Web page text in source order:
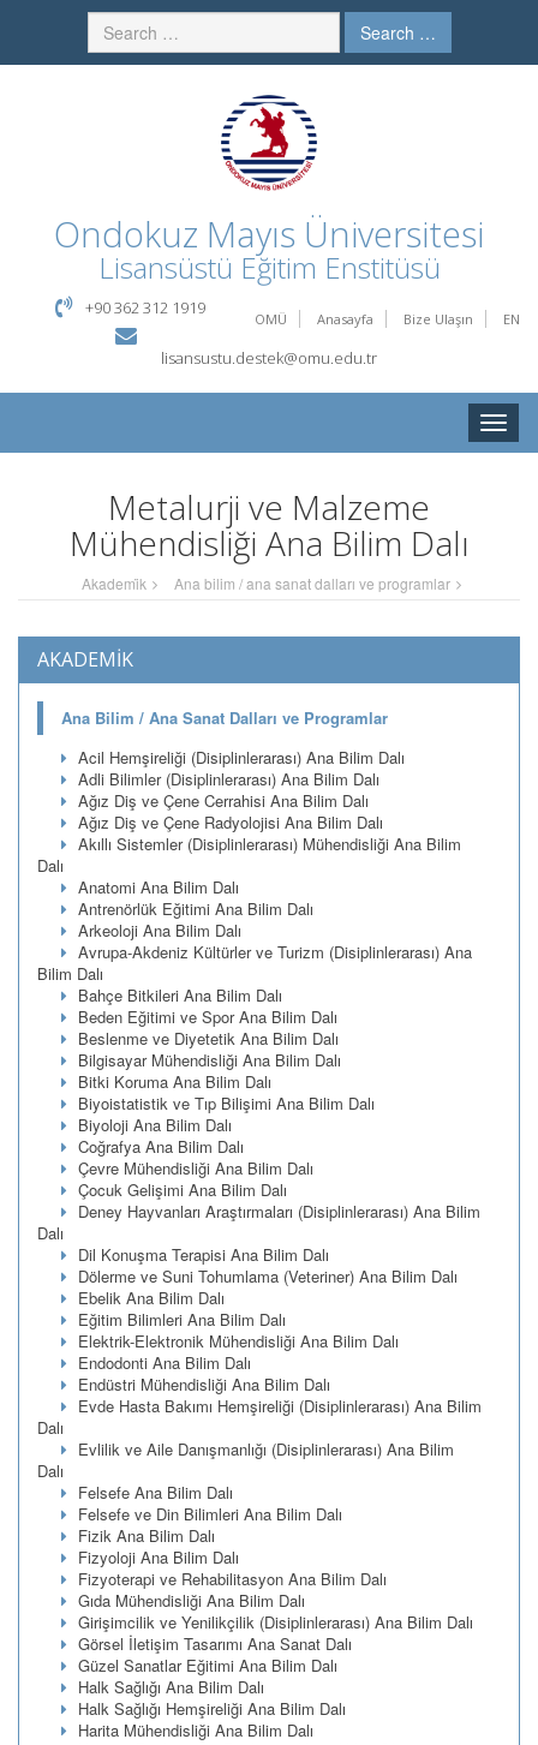
Search …
Ondokuz Mayıs Üniversitesi
Lisansüstü Eğitim Enstitüsü
OMÜ Anasayfa Bize Ulaşın EN
+90 362 312 1919
lisansustu.destek@omu.edu.tr
Toggle
Metalurji ve Malzeme
Mühendisliği Ana Bilim Dalı
Akademi̇k Ana bilim / ana sanat dalları ve programlar
AKADEMİK
Ana Bilim / Ana Sanat Dalları ve Programlar
Acil Hemşireliği (Disiplinlerarası) Ana Bilim Dalı
Adli Bilimler (Disiplinlerarası) Ana Bilim Dalı
Ağız Diş ve Çene Cerrahisi Ana Bilim Dalı
Ağız Diş ve Çene Radyolojisi Ana Bilim Dalı
Akıllı Sistemler (Disiplinlerarası) Mühendisliği Ana Bilim
Dalı
Anatomi Ana Bilim Dalı
Antrenörlük Eğitimi Ana Bilim Dalı
Arkeoloji Ana Bilim Dalı
Avrupa-Akdeniz Kültürler ve Turizm (Disiplinlerarası) Ana
Bilim Dalı
Bahçe Bitkileri Ana Bilim Dalı
Beden Eğitimi ve Spor Ana Bilim Dalı
Beslenme ve Diyetetik Ana Bilim Dalı
Bilgisayar Mühendisliği Ana Bilim Dalı
Bitki Koruma Ana Bilim Dalı
Biyoistatistik ve Tıp Bilişimi Ana Bilim Dalı
Biyoloji Ana Bilim Dalı
Coğrafya Ana Bilim Dalı
Çevre Mühendisliği Ana Bilim Dalı
Çocuk Gelişimi Ana Bilim Dalı
Deney Hayvanları Araştırmaları (Disiplinlerarası) Ana Bilim
Dalı
Dil Konuşma Terapisi Ana Bilim Dalı
Dölerme ve Suni Tohumlama (Veteriner) Ana Bilim Dalı
Ebelik Ana Bilim Dalı
Eğitim Bilimleri Ana Bilim Dalı
Elektrik-Elektronik Mühendisliği Ana Bilim Dalı
Endodonti Ana Bilim Dalı
Endüstri Mühendisliği Ana Bilim Dalı
Evde Hasta Bakımı Hemşireliği (Disiplinlerarası) Ana Bilim
Dalı
Evlilik ve Aile Danışmanlığı (Disiplinlerarası) Ana Bilim
Dalı
Felsefe Ana Bilim Dalı
Felsefe ve Din Bilimleri Ana Bilim Dalı
Fizik Ana Bilim Dalı
Fizyoloji Ana Bilim Dalı
Fizyoterapi ve Rehabilitasyon Ana Bilim Dalı
Gıda Mühendisliği Ana Bilim Dalı
Girişimcilik ve Yenilikçilik (Disiplinlerarası) Ana Bilim Dalı
Görsel İletişim Tasarımı Ana Sanat Dalı
Güzel Sanatlar Eğitimi Ana Bilim Dalı
Halk Sağlığı Ana Bilim Dalı
Halk Sağlığı Hemşireliği Ana Bilim Dalı
Harita Mühendisliği Ana Bilim Dalı